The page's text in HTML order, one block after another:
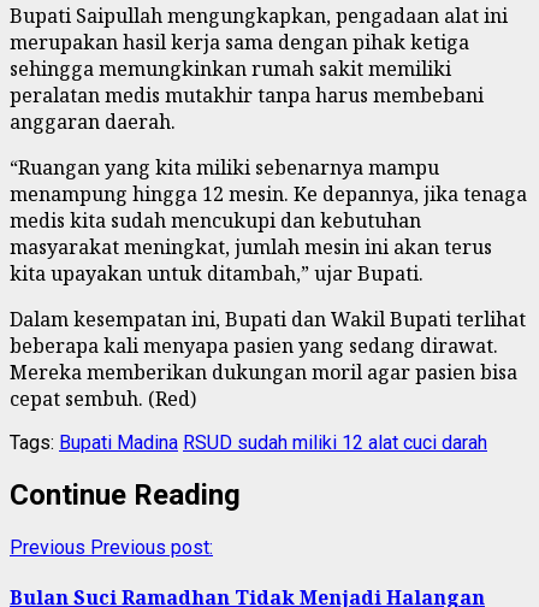
Bupati Saipullah mengungkapkan, pengadaan alat ini
merupakan hasil kerja sama dengan pihak ketiga
sehingga memungkinkan rumah sakit memiliki
peralatan medis mutakhir tanpa harus membebani
anggaran daerah.
“Ruangan yang kita miliki sebenarnya mampu
menampung hingga 12 mesin. Ke depannya, jika tenaga
medis kita sudah mencukupi dan kebutuhan
masyarakat meningkat, jumlah mesin ini akan terus
kita upayakan untuk ditambah,” ujar Bupati.
Dalam kesempatan ini, Bupati dan Wakil Bupati terlihat
beberapa kali menyapa pasien yang sedang dirawat.
Mereka memberikan dukungan moril agar pasien bisa
cepat sembuh. (Red)
Tags: Bupati Madina RSUD sudah miliki 12 alat cuci darah
Continue Reading
Previous Previous post:
Bulan Suci Ramadhan Tidak Menjadi Halangan